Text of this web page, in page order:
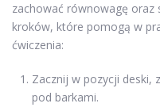
zachować równowagę oraz
kroków, które pomogą w
ćwiczenia:
Zacznij w pozycji deski,
pod barkami.